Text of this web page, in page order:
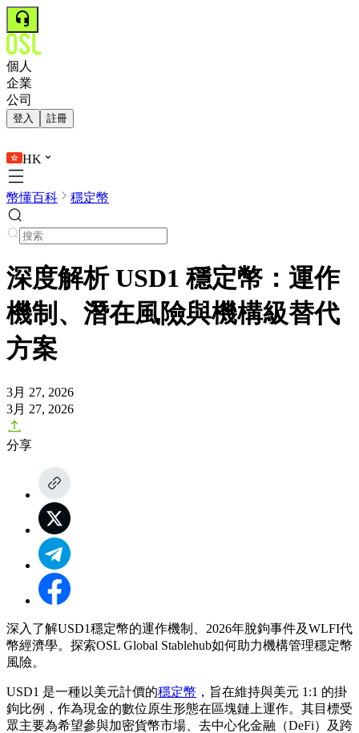
個人
企業
公司
登入 註冊
HK
幣懂百科 穩定幣
深度解析 USD1 穩定幣：運作
機制、潛在風險與機構級替代
方案
3月 27, 2026
3月 27, 2026
分享
深入了解USD1穩定幣的運作機制、2026年脫鉤事件及WLFI代
幣經濟學。探索OSL Global Stablehub如何助力機構管理穩定幣
風險。
USD1 是一種以美元計價的穩定幣 ，旨在維持與美元 1:1 的掛
鉤比例，作為現金的數位原生形態在區塊鏈上運作。其目標受
眾主要為希望參與加密貨幣市場、去中心化金融（DeFi）及跨